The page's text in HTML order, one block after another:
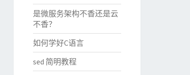
是微服务架构不香还是云
不香？
如何学好C语言
sed 简明教程